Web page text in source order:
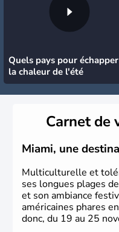
Quels pays pour
la chaleur de l'été
Carnet de
Miami, une
Multiculturelle et
ses longues plages
et son ambiance
américaines phares
donc, du 19 au 25